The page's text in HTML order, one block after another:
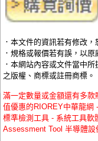
．本文件的資訊若有修改，
．規格或報價若有誤，以
．本網站內容或文件當中
之版權、商標或註冊商標。
滿一定數量或金額還有多
值優惠的RIOREY中華龍網
標準檢測工具 - 系統工具
Assessment Tool 半導體